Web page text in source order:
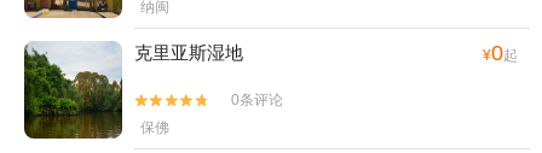
纳闽
克里亚斯湿地 ¥0起


0条评论
保佛